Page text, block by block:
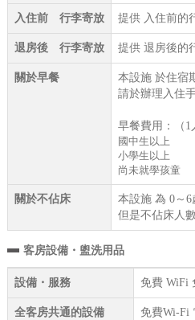
入住前 行李寄放 提供 入住前的
退房後 行李寄放 提供 退房後的
關於早餐
本設施 於住宿
請於辦理入住
早餐費用：（1
國中生以上
小學生以上
尚未就學孩童
關於不佔床
本設施 為 0～6
但是不佔床人
客房設備・盥洗用品
設備・服務 免費 WiFi
全客房共通的設備 免費Wi-Fi